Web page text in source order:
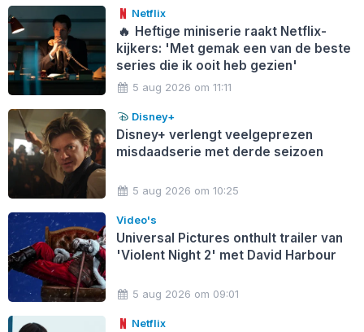
Netflix
🔥 Heftige miniserie raakt Netflix-
kijkers: 'Met gemak een van de beste
series die ik ooit heb gezien'
5 aug 2026 om 11:11
Disney+
Disney+ verlengt veelgeprezen
misdaadserie met derde seizoen
5 aug 2026 om 10:25
Video's
Universal Pictures onthult trailer van
'Violent Night 2' met David Harbour
5 aug 2026 om 09:01
Netflix